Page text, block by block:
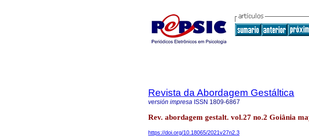
Revista da Abordagem Gestáltica
versión impresa ISSN 1809-6867
Rev. abordagem gestalt. vol.27 no.2 Goiânia
https://doi.org/10.18065/2021v27n2.3